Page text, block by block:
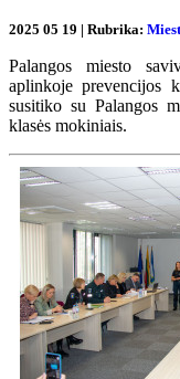
2025 05 19 | Rubrika:
Palangos miesto
aplinkoje prevencijos
susitiko su Palangos
klasės mokiniais.